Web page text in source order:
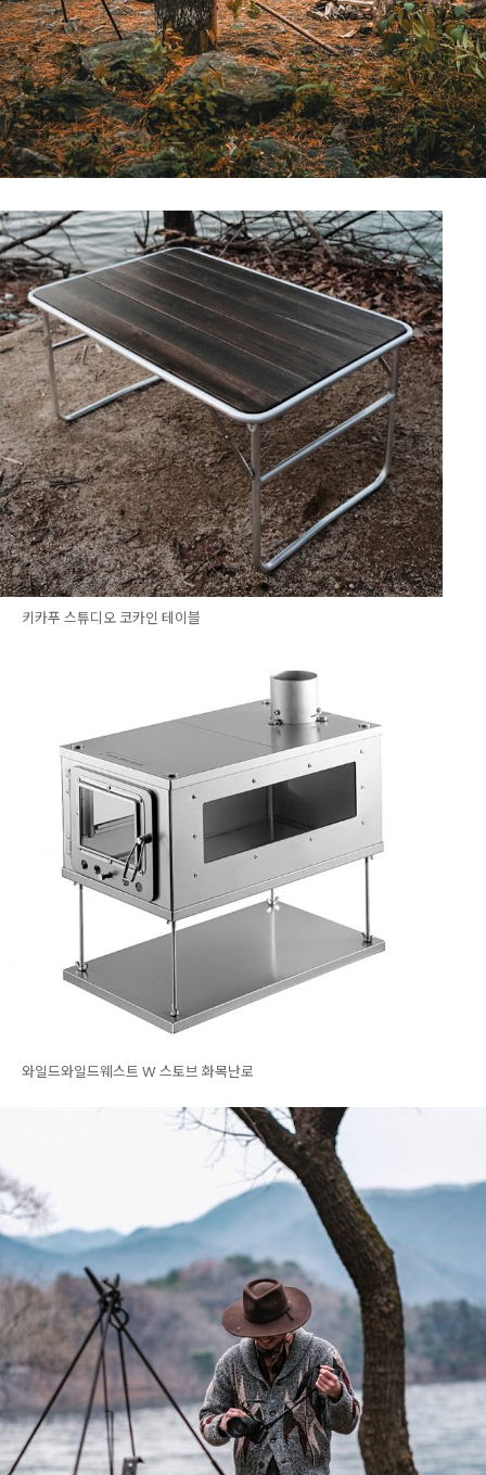
키카푸 스튜디오 코카인 테이블
와일드와일드웨스트 W 스토브 화목난로